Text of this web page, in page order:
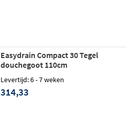
Easydrain Compact 30 Tegel
douchegoot 110cm
Levertijd: 6 - 7 weken
314,33